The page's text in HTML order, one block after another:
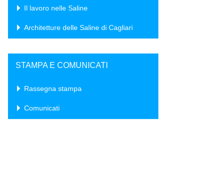
Il lavoro nelle Saline
Architetture delle Saline di Cagliari
STAMPA E COMUNICATI
Rassegna stampa
Comunicati